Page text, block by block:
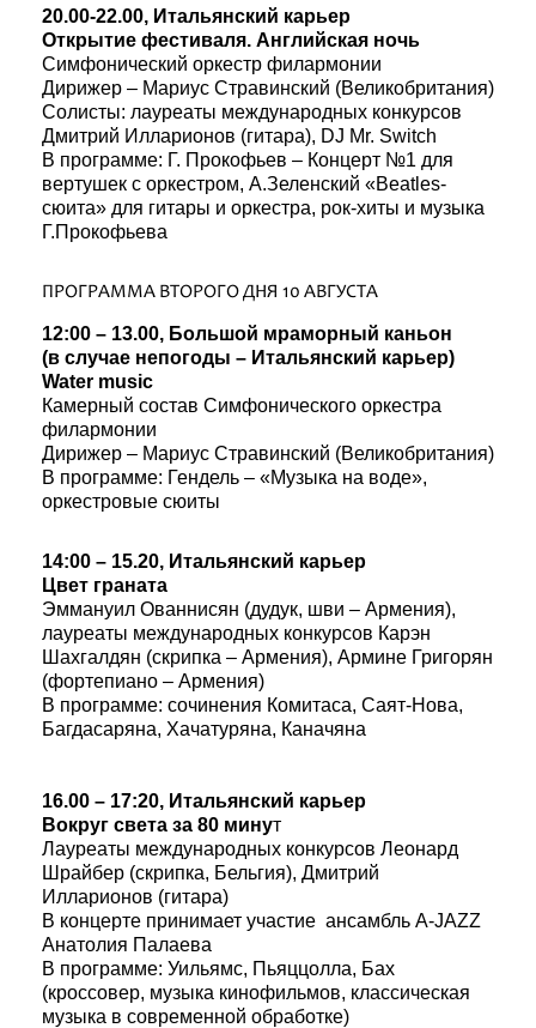
Новости
Контакты
20.00-22.00, Итальянский карьер
Открытие фестиваля. Английская ночь
Симфонический оркестр филармонии
Дирижер – Мариус Стравинский (Великобритания)
Солисты: лауреаты международных конкурсов
Дмитрий Илларионов (гитара), DJ Mr. Switch
В программе: Г. Прокофьев – Концерт №1 для
вертушек с оркестром, А.Зеленский «Beatles-
сюита» для гитары и оркестра, рок-хиты и музыка
Г.Прокофьева
ПРОГРАММА ВТОРОГО ДНЯ 10 АВГУСТА
12:00 – 13.00, Большой мраморный каньон
(в случае непогоды – Итальянский карьер)
Water music
Камерный состав Симфонического оркестра
филармонии
Дирижер – Мариус Стравинский (Великобритания)
В программе: Гендель – «Музыка на воде»,
оркестровые сюиты
14:00 – 15.20, Итальянский карьер
Цвет граната
Эммануил Ованнисян (дудук, шви – Армения),
лауреаты международных конкурсов Карэн
Шахгалдян (скрипка – Армения), Армине Григорян
(фортепиано – Армения)
В программе: сочинения Комитаса, Саят-Нова,
Багдасаряна, Хачатуряна, Каначяна
16.00 – 17:20, Итальянский карьер
Вокруг света за 80 минут
Лауреаты международных конкурсов Леонард
Шрайбер (скрипка, Бельгия), Дмитрий
Илларионов (гитара)
В концерте принимает участие ансамбль A-JAZZ
Анатолия Палаева
В программе: Уильямс, Пьяццолла, Бах
(кроссовер, музыка кинофильмов, классическая
музыка в современной обработке)